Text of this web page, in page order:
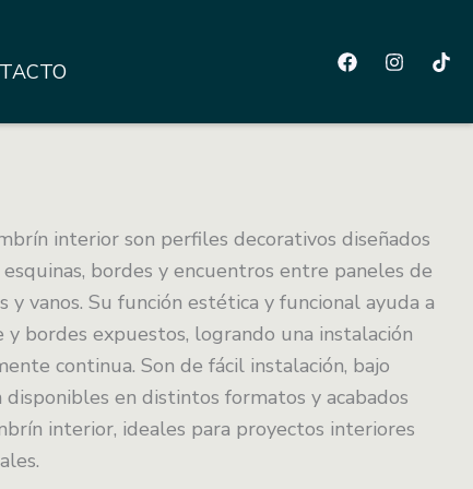
interior son perfiles decorativos diseñados
bordes y encuentros entre paneles de
y vanos. Su función estética y funcional ayuda a
bordes expuestos, logrando una instalación
continua. Son de fácil instalación, bajo
en distintos formatos y acabados
interior, ideales para proyectos interiores